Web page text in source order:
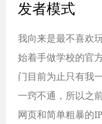
发者模式
我向来是最不喜欢
始着手做学校的官
门目前为止只有我
一窍不通，所以之
网页和简单粗暴的